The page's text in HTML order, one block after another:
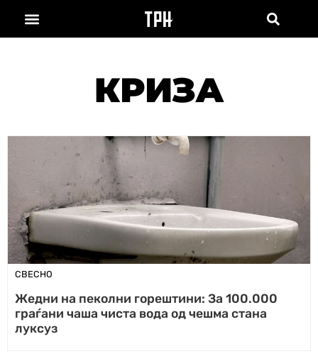
КРИЗА
СВЕСНО
Жедни на пеколни горештини: За 100.000
граѓани чаша чиста вода од чешма стана
луксуз